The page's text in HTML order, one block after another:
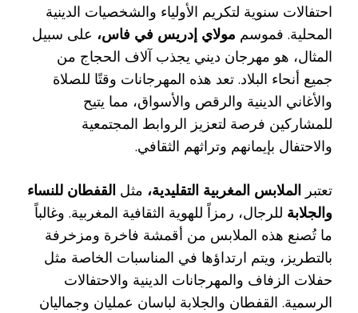
احتفالات سنوية لتكريم الأولياء والشخصيات الدينية
المحلية. فموسم مولاي إدريس في فاس، على سبيل
المثال، هو مهرجان ديني يجذب آلاف الحجاج من
جميع أنحاء البلاد. تعد هذه المهرجانات وقتًا للصلاة
والأغاني الدينية والرقص والأسواق، مما يتيح
للمشاركين فرصة لتعزيز الروابط المجتمعية
والاحتفال بإيمانهم وتراثهم الثقافي.
تعتبر الملابس المغربية التقليدية، مثل القفطان للنساء
والجلابة للرجال، رمزاً للهوية الثقافية المغربية. وغالباً
ما تُصنع هذه الملابس من أقمشة فاخرة ومزخرفة
بالتطريز، ويتم ارتداؤها في المناسبات الخاصة مثل
حفلات الزفاف والمهرجانات الدينية والاحتفالات
الرسمية. القفطان والجلابة لباسان عمليان وجماليان